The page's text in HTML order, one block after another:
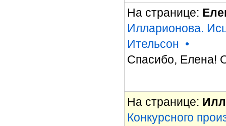
На странице:
Илларионова.
Ительсон •
Спасибо, Елена!
На странице:
Конкурсного